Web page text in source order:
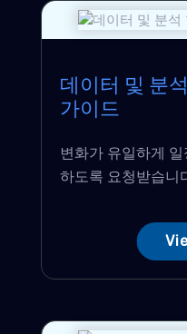
데이터 및 분
가이드
변화가 유일하게
하도록 요청받습니